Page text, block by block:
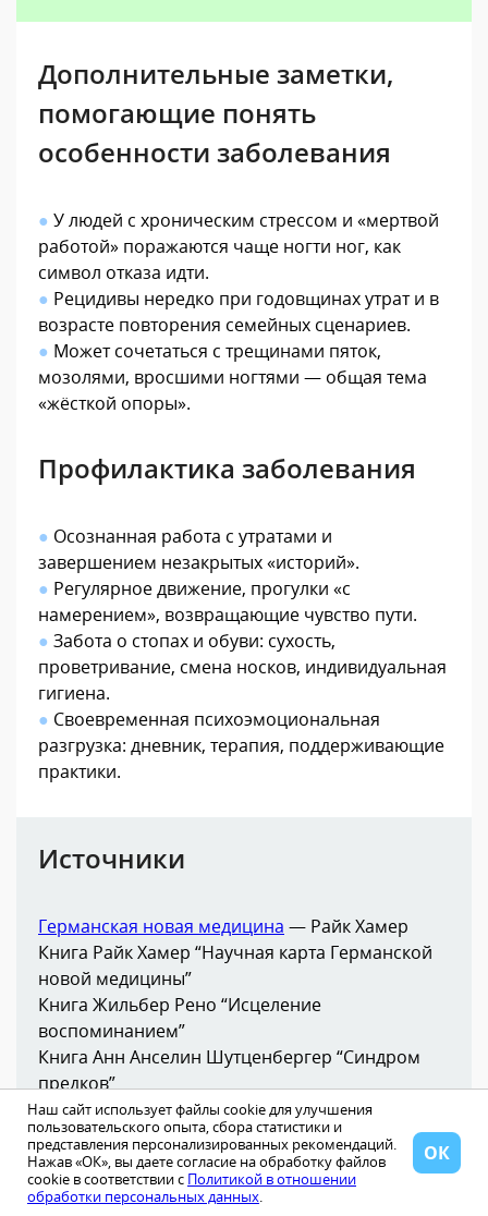
Дополнительные заметки,
помогающие понять
особенности заболевания
● У людей с хроническим стрессом и «мертвой
работой» поражаются чаще ногти ног, как
символ отказа идти.
● Рецидивы нередко при годовщинах утрат и в
возрасте повторения семейных сценариев.
● Может сочетаться с трещинами пяток,
мозолями, вросшими ногтями — общая тема
«жёсткой опоры».
Профилактика заболевания
● Осознанная работа с утратами и
завершением незакрытых «историй».
● Регулярное движение, прогулки «с
намерением», возвращающие чувство пути.
● Забота о стопах и обуви: сухость,
проветривание, смена носков, индивидуальная
гигиена.
● Своевременная психоэмоциональная
разгрузка: дневник, терапия, поддерживающие
практики.
Источники
Германская новая медицина — Райк Хамер
Книга Райк Хамер “Научная карта Германской
новой медицины”
Книга Жильбер Рено “Исцеление
воспоминанием”
Книга Анн Анселин Шутценбергер “Синдром
предков”
Работа клинического психолога Марка Фрише
“Проект-цель”
Методика БИОпсихосоматика —Владимир
Микеда
Наш сайт использует файлы cookie для улучшения
пользовательского опыта, сбора статистики и
представления персонализированных рекомендаций.
Нажав «ОК», вы даете согласие на обработку файлов
cookie в соответствии с Политикой в отношении
обработки персональных данных.
ОК